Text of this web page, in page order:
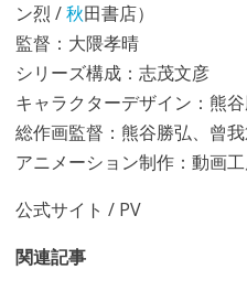
ン烈 /秋田書店）
監督：大隈孝晴
シリーズ構成：志茂文彦
キャラクターデザイン：熊
総作画監督：熊谷勝弘、曾
アニメーション制作：動画
公式サイト / PV
関連記事